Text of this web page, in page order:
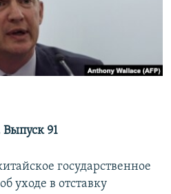
91
государственное
уходе в отставку